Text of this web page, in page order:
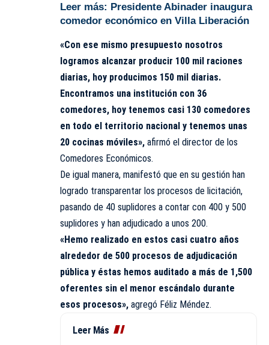
Leer más: Presidente Abinader inaugura
comedor económico en Villa Liberación
«Con ese mismo presupuesto nosotros
logramos alcanzar producir 100 mil raciones
diarias, hoy producimos 150 mil diarias.
Encontramos una institución con 36
comedores, hoy tenemos casi 130 comedores
en todo el territorio nacional y tenemos unas
20 cocinas móviles», afirmó el director de los
Comedores Económicos.
De igual manera, manifestó que en su gestión han
logrado transparentar los procesos de licitación,
pasando de 40 suplidores a contar con 400 y 500
suplidores y han adjudicado a unos 200.
«Hemo realizado en estos casi cuatro años
alrededor de 500 procesos de adjudicación
pública y éstas hemos auditado a más de 1,500
oferentes sin el menor escándalo durante
esos procesos», agregó Féliz Méndez.
Leer Más